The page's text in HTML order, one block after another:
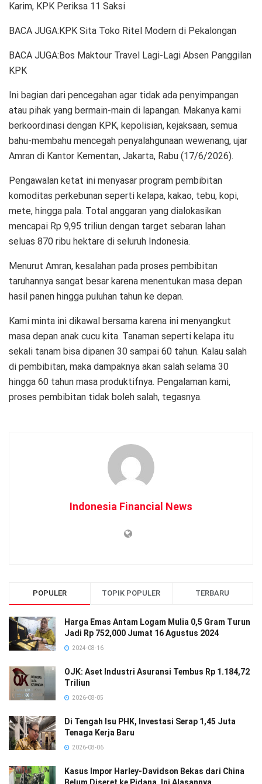
Karim, KPK Periksa 11 Saksi
BACA JUGA:KPK Sita Toko Ritel Modern di Pekalongan
BACA JUGA:Bos Maktour Travel Lagi-Lagi Absen Panggilan
KPK
Ini bagian dari pencegahan agar tidak ada penyimpangan
atau pihak yang bermain-main di lapangan. Makanya kami
berkoordinasi dengan KPK, kepolisian, kejaksaan, semua
bahu-membahu mencegah penyalahgunaan wewenang, ujar
Amran di Kantor Kementan, Jakarta, Rabu (17/6/2026).
Pengawalan ketat ini menyasar program pembibitan
komoditas perkebunan seperti kelapa, kakao, tebu, kopi,
mete, hingga pala. Total anggaran yang dialokasikan
mencapai Rp 9,95 triliun dengan target sebaran lahan
seluas 870 ribu hektare di seluruh Indonesia.
Menurut Amran, kesalahan pada proses pembibitan
taruhannya sangat besar karena menentukan masa depan
hasil panen hingga puluhan tahun ke depan.
Kami minta ini dikawal bersama karena ini menyangkut
masa depan anak cucu kita. Tanaman seperti kelapa itu
sekali tanam bisa dipanen 30 sampai 60 tahun. Kalau salah
di pembibitan, maka dampaknya akan salah selama 30
hingga 60 tahun masa produktifnya. Pengalaman kami,
proses pembibitan tidak boleh salah, tegasnya.
Indonesia Financial News
POPULER TOPIK POPULER TERBARU
Harga Emas Antam Logam Mulia 0,5 Gram Turun
Jadi Rp 752,000 Jumat 16 Agustus 2024
2024-08-16
OJK: Aset Industri Asuransi Tembus Rp 1.184,72
Triliun
2026-08-05
Di Tengah Isu PHK, Investasi Serap 1,45 Juta
Tenaga Kerja Baru
2026-08-06
Kasus Impor Harley-Davidson Bekas dari China